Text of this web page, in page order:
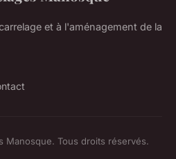
et à l'aménagement de la
Manosque. Tous droits réservés.